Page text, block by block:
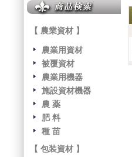
【 農業資材 】
農業用資材
被覆資材
農業用機器
施設資材機器
農 薬
肥 料
種 苗
【 包装資材 】